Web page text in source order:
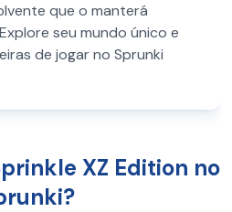
que o manterá
seu mundo único e
de jogar no Sprunki
XZ Edition no